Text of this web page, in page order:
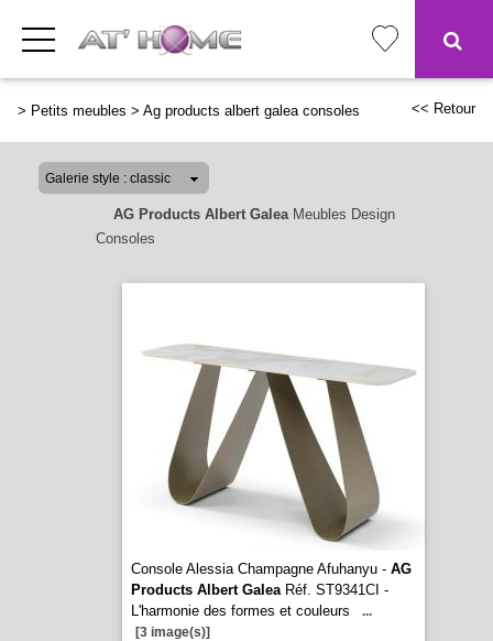
> Petits meubles > Ag products albert galea consoles << Retour
AG Products Albert GaleaMeubles Design
Consoles
Console Alessia Champagne Afuhanyu - AG
Products Albert GaleaRéf. ST9341CI -
L'harmonie des formes et couleurs
...
[3 image(s)]